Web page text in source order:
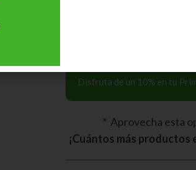
Disfruta de un 10% en tu
* Aprovecha esta
¡Cuántos más productos